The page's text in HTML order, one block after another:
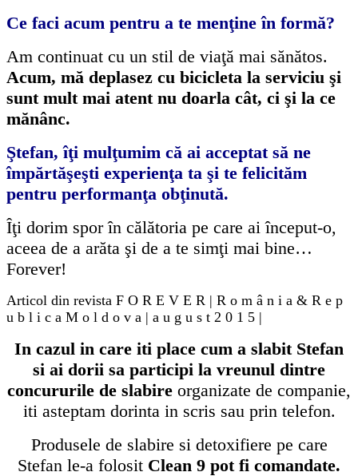
Ce faci acum pentru a te menţine în formă?
Am continuat cu un stil de viaţă mai sănătos.
Acum, mă deplasez cu bicicleta la serviciu şi
sunt mult mai atent nu doarla cât, ci şi la ce
mănânc.
Ştefan, îţi mulţumim că ai acceptat să ne
împărtăşeşti experienţa ta şi te felicităm
pentru performanţa obţinută.
Îţi dorim spor în călătoria pe care ai început-o,
aceea de a arăta şi de a te simţi mai bine…
Forever!
Articol din revista F O R E V E R | R o m â n i a & R e p
u b l i c a M o l d o v a | a u g u s t 2 0 1 5 |
In cazul in care iti place cum a slabit Stefan
si ai dorii sa participi la vreunul dintre
concururile de slabire organizate de companie,
iti asteptam dorinta in scris sau prin telefon.
Produsele de slabire si detoxifiere pe care
Stefan le-a folosit Clean 9 pot fi comandate.